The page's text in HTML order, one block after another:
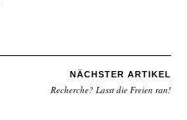
NÄCHSTER ARTIKEL
Recherche? Lasst die Freien ran!